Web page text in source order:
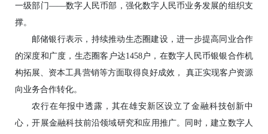
一级部门——数字人民币部，强化数字人民币业务发展的组织支
撑。
邮储银行表示，持续推动生态圈建设，进一步提高同业合作
的深度和广度，生态圈客户达1458户，在数字人民币银银合作机
构拓展、资本工具营销等方面取得良好成效， 真正实现客户资源
向业务合作转化。
农行在年报中透露，其在雄安新区设立了金融科技创新中
心，开展金融科技前沿领域研究和应用推广。同时，建立数字人